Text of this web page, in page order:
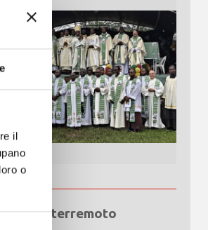
il
o
terremoto